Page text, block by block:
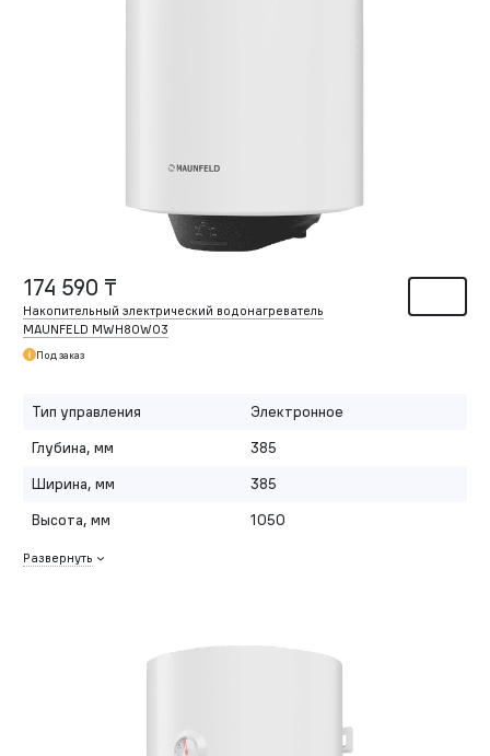
174 590 ₸
Накопительный электрический водонагреватель
MAUNFELD MWH80W03
Под заказ
Тип управления
Электронное
Глубина, мм
385
Ширина, мм
385
Высота, мм
1050
Развернуть